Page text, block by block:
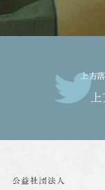
上方